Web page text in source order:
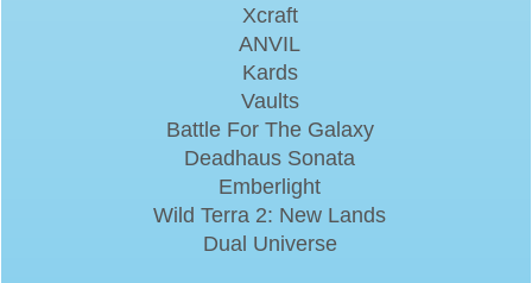
Xcraft
ANVIL
Kards
Vaults
Battle For The Galaxy
Deadhaus Sonata
Emberlight
Wild Terra 2: New Lands
Dual Universe